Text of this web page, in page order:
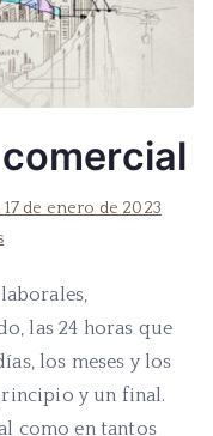
17 de enero de 2023
las 24 horas que
los meses y los
y un final.
como en tantos